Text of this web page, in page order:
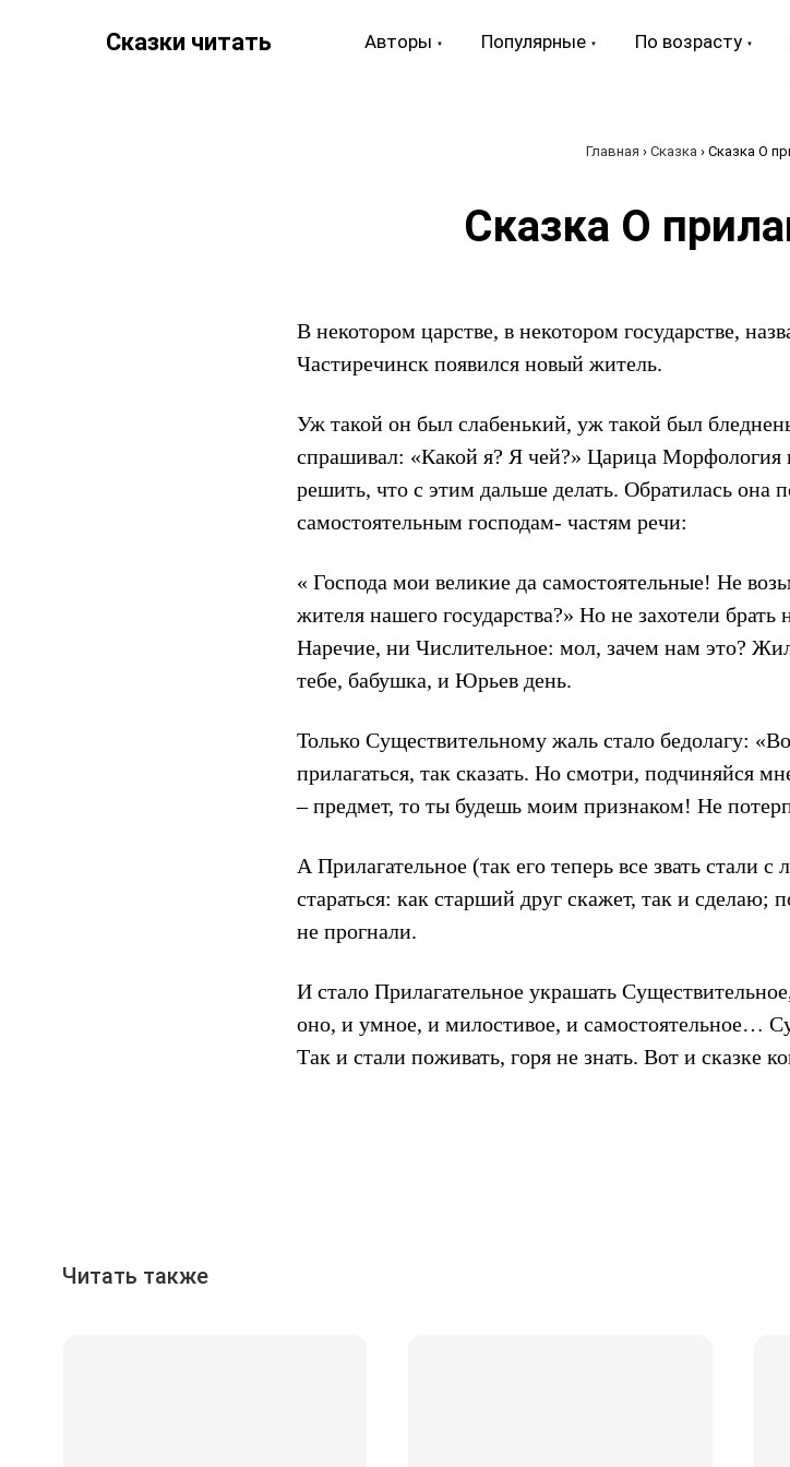
Сказки читать Авторы Популярные По возрасту
Главная › Сказка › Сказка О
Сказка О
В некотором царстве, в некотором государстве,
Частиречинск появился новый житель.
Уж такой он был слабенький, уж такой был
спрашивал: «Какой я? Я чей?» Царица Морфология
решить, что с этим дальше делать. Обратилась она
самостоятельным господам- частям речи:
« Господа мои великие да самостоятельные! Не
жителя нашего государства?» Но не захотели
Наречие, ни Числительное: мол, зачем нам это?
тебе, бабушка, и Юрьев день.
Только Существительному жаль стало бедолагу:
прилагаться, так сказать. Но смотри, подчиняйся
– предмет, то ты будешь моим признаком! Не
А Прилагательное (так его теперь все звать стали
стараться: как старший друг скажет, так и сделаю;
не прогнали.
И стало Прилагательное украшать
оно, и умное, и милостивое, и самостоятельное…
Так и стали поживать, горя не знать. Вот и сказке
Читать также